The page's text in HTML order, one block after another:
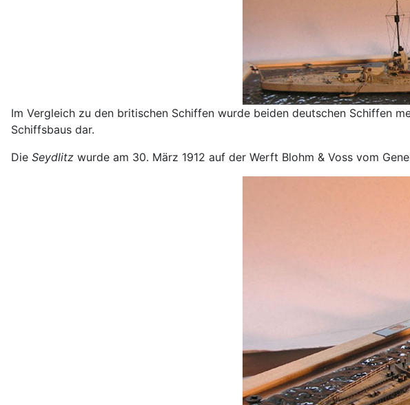
Im Vergleich zu den britischen Schiffen wurde beiden deutschen Schiffen
Schiffsbaus dar.
Die Seydlitz wurde am 30. März 1912 auf der Werft Blohm & Voss vom